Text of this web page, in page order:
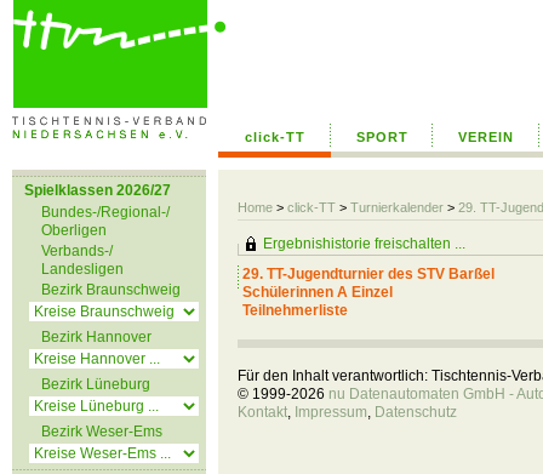
click-TT SPORT VEREIN
Home > click-TT > Turnierkalender > 29. TT-
Spielklassen 2026/27
Bundes-/Regional-/
Oberligen
Verbands-/
Landesligen
Bezirk Braunschweig
Bezirk Hannover
Bezirk Lüneburg
Bezirk Weser-Ems
Ergebnishistorie freischalten ...
29. TT-Jugendturnier des STV Barßel
Schülerinnen A Einzel
Teilnehmerliste
Für den Inhalt verantwortlich: Tischtennis-
© 1999-2026 nu Datenautomaten GmbH -
Kontakt, Impressum, Datenschutz